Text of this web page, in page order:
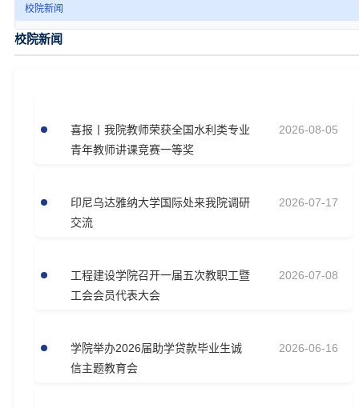
校院新闻
校院新闻
喜报丨我院教师荣获全国水利类专业
青年教师讲课竞赛一等奖
2026-08-05
印尼乌达雅纳大学国际处来我院调研
交流
2026-07-17
工程建设学院召开一届五次教职工暨
工会会员代表大会
2026-07-08
学院举办2026届助学贷款毕业生诚
信主题教育会
2026-06-16